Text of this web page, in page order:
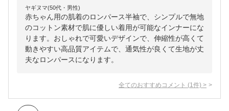
ヤギヌマ(50代・男性)
赤ちゃん用の肌着のロンパース半袖で、シンプルで無地
のコットン素材で肌に優しい着用が可能なインナーにな
ります。おしゃれで可愛いデザインで、伸縮性が高くて
動きやすい高品質アイテムで、通気性が良くて生地が丈
夫なロンパースになります。
全てのおすすめコメント (1 件) >